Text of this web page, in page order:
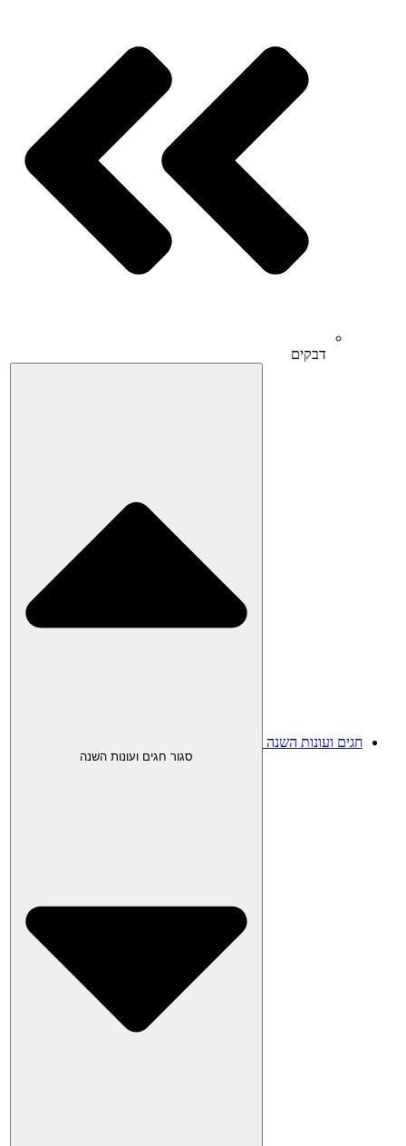
דבקים
חגים ועונות השנה
סגור חגים ועונות השנה